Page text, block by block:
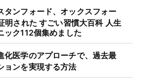
タンフォード、オックスフォー
明された すごい習慣大百科 人生
ック112個集めました
医学のアプローチで、過去最
ョンを実現する方法